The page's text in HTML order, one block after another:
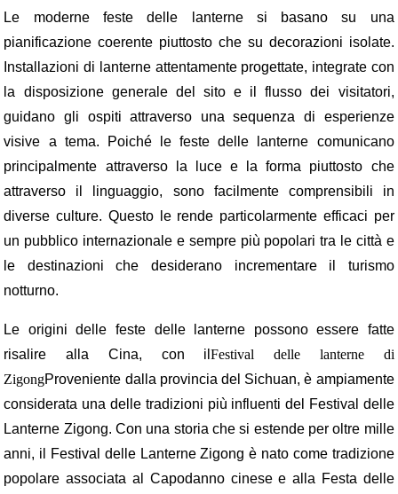
Le moderne feste delle lanterne si basano su una
pianificazione coerente piuttosto che su decorazioni isolate.
Installazioni di lanterne attentamente progettate, integrate con
la disposizione generale del sito e il flusso dei visitatori,
guidano gli ospiti attraverso una sequenza di esperienze
visive a tema. Poiché le feste delle lanterne comunicano
principalmente attraverso la luce e la forma piuttosto che
attraverso il linguaggio, sono facilmente comprensibili in
diverse culture. Questo le rende particolarmente efficaci per
un pubblico internazionale e sempre più popolari tra le città e
le destinazioni che desiderano incrementare il turismo
notturno.
Le origini delle feste delle lanterne possono essere fatte
risalire alla Cina, con ilFestival delle lanterne di
ZigongProveniente dalla provincia del Sichuan, è ampiamente
considerata una delle tradizioni più influenti del Festival delle
Lanterne Zigong. Con una storia che si estende per oltre mille
anni, il Festival delle Lanterne Zigong è nato come tradizione
popolare associata al Capodanno cinese e alla Festa delle